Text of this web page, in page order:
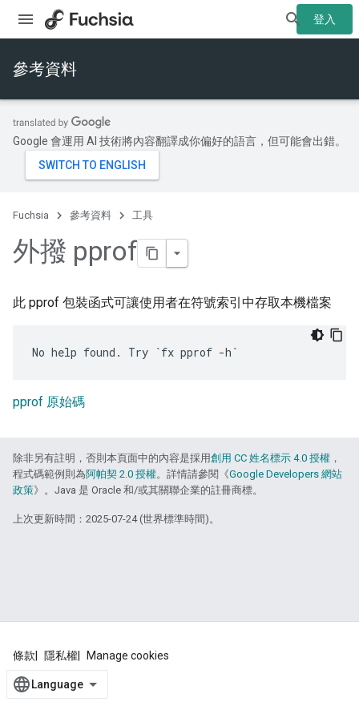
登入
參考資料
Google 會運用 AI 技術將內容翻譯成你偏好的語言，但可能會出錯。
Fuchsia 參考資料 工具
外撥 pprof
此 pprof 包裝函式可讓使用者在符號索引中存取本機檔案
pprof 原始碼
除非另有註明，否則本頁面中的內容是採用創用 CC 姓名標示 4.0 授權 ，
程式碼範例則為阿帕契 2.0 授權。詳情請參閱《Google Developers 網站
政策》。Java 是 Oracle 和/或其關聯企業的註冊商標。
上次更新時間：2025-07-24 (世界標準時間)。
條款 隱私權 Manage cookies